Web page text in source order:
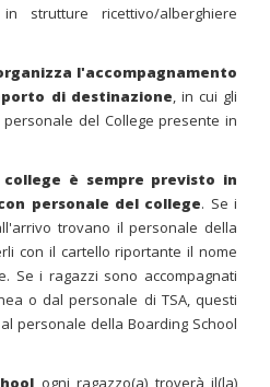
strutture ricettivo/alberghiere
l'accompagnamento
di destinazione, in cui gli
del College presente in
è sempre previsto in
personale del college. Se i
trovano il personale della
con il cartello riportante il nome
Se i ragazzi sono accompagnati
o dal personale di TSA, questi
personale della Boarding School
ogni ragazzo(a) troverà il(la)